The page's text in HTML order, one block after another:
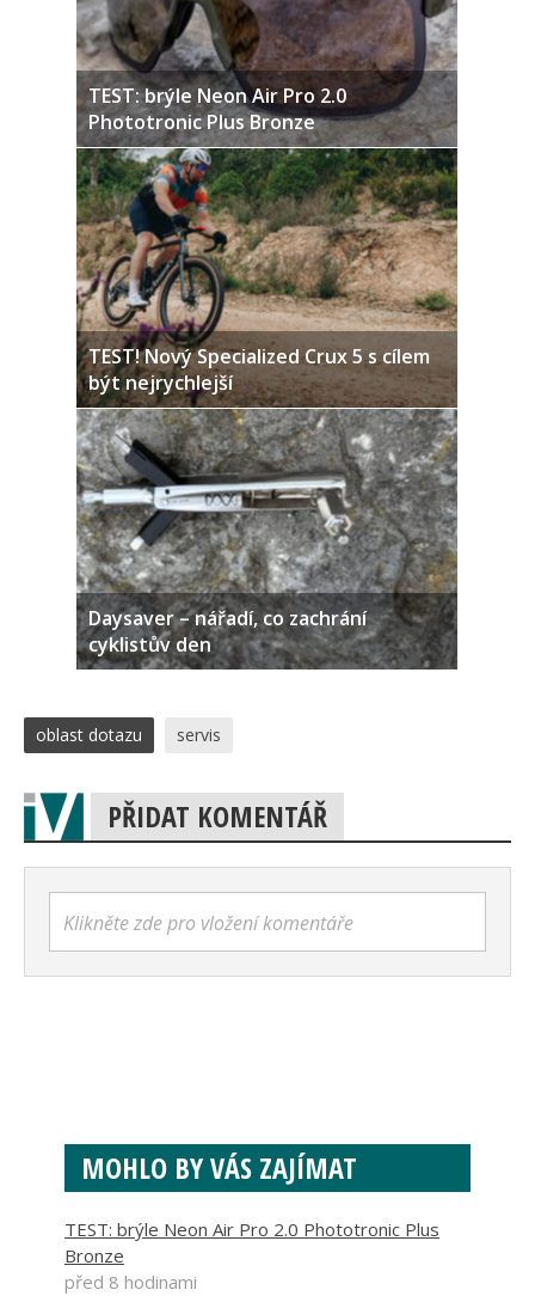
TEST: brýle Neon Air Pro 2.0
Phototronic Plus Bronze
TEST! Nový Specialized Crux 5 s cílem
být nejrychlejší
Daysaver – nářadí, co zachrání
cyklistův den
oblast dotazu servis
PŘIDAT KOMENTÁŘ
Klikněte zde pro vložení komentáře
MOHLO BY VÁS ZAJÍMAT
TEST: brýle Neon Air Pro 2.0 Phototronic Plus
Bronze
před 8 hodinami